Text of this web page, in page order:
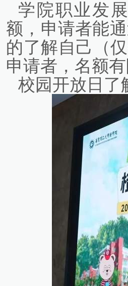
学院职业发
额，申请者能
的了解自己（
申请者，名额
校园开放日了